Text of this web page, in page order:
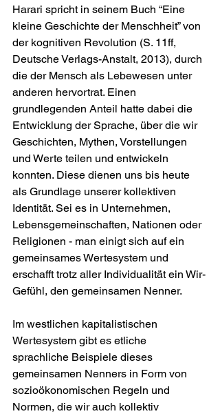
Harari spricht in seinem Buch “Eine
kleine Geschichte der Menschheit” von
der kognitiven Revolution (S. 11ff,
Deutsche Verlags-Anstalt, 2013), durch
die der Mensch als Lebewesen unter
anderen hervortrat. Einen
grundlegenden Anteil hatte dabei die
Entwicklung der Sprache, über die wir
Geschichten, Mythen, Vorstellungen
und Werte teilen und entwickeln
konnten. Diese dienen uns bis heute
als Grundlage unserer kollektiven
Identität. Sei es in Unternehmen,
Lebensgemeinschaften, Nationen oder
Religionen - man einigt sich auf ein
gemeinsames Wertesystem und
erschafft trotz aller Individualität ein Wir-
Gefühl, den gemeinsamen Nenner.
Im westlichen kapitalistischen
Wertesystem gibt es etliche
sprachliche Beispiele dieses
gemeinsamen Nenners in Form von
sozioökonomischen Regeln und
Normen, die wir auch kollektiv